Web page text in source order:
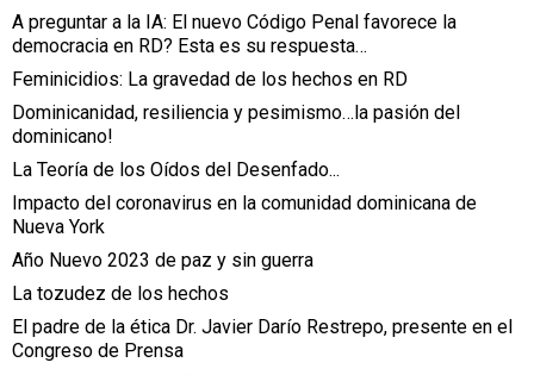
A preguntar a la IA: El nuevo Código Penal favorece la
democracia en RD? Esta es su respuesta…
Feminicidios: La gravedad de los hechos en RD
Dominicanidad, resiliencia y pesimismo…la pasión del
dominicano!
La Teoría de los Oídos del Desenfado...
Impacto del coronavirus en la comunidad dominicana de
Nueva York
Año Nuevo 2023 de paz y sin guerra
La tozudez de los hechos
El padre de la ética Dr. Javier Darío Restrepo, presente en el
Congreso de Prensa